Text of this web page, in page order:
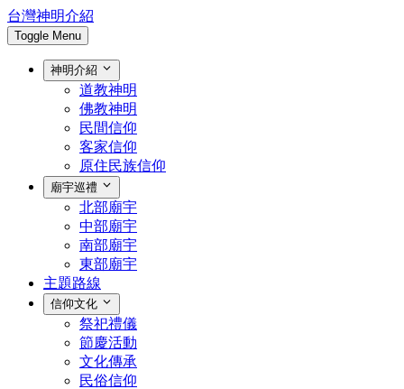
台灣神明介紹
Toggle Menu
神明介紹
道教神明
佛教神明
民間信仰
客家信仰
原住民族信仰
廟宇巡禮
北部廟宇
中部廟宇
南部廟宇
東部廟宇
主題路線
信仰文化
祭祀禮儀
節慶活動
文化傳承
民俗信仰